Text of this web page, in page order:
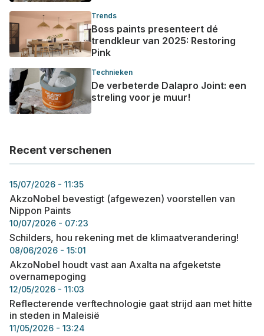
Trends
Boss paints presenteert dé
trendkleur van 2025: Restoring
Pink
Technieken
De verbeterde Dalapro Joint: een
streling voor je muur!
Recent verschenen
15/07/2026 - 11:35
AkzoNobel bevestigt (afgewezen) voorstellen van
Nippon Paints
10/07/2026 - 07:23
Schilders, hou rekening met de klimaatverandering!
08/06/2026 - 15:01
AkzoNobel houdt vast aan Axalta na afgeketste
overnamepoging
12/05/2026 - 11:03
Reflecterende verftechnologie gaat strijd aan met hitte
in steden in Maleisië
11/05/2026 - 13:24